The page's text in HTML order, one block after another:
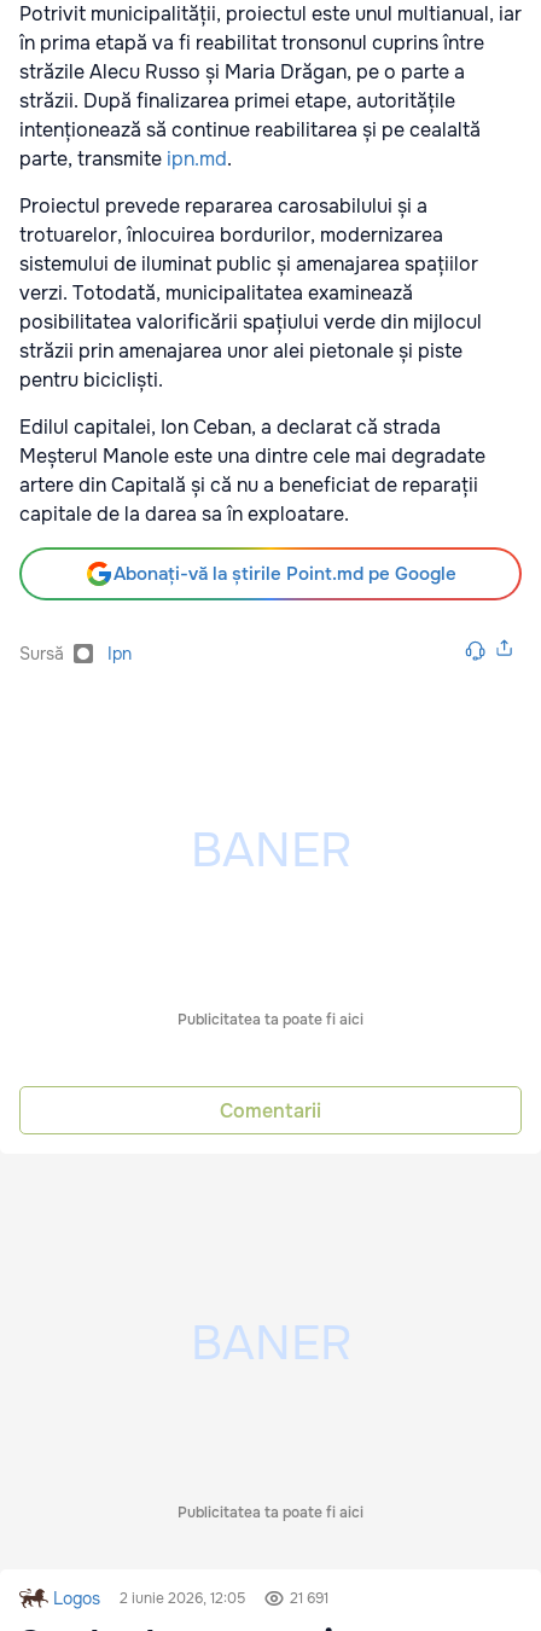
Potrivit municipalității, proiectul este unul multianual, iar
în prima etapă va fi reabilitat tronsonul cuprins între
străzile Alecu Russo și Maria Drăgan, pe o parte a
străzii. După finalizarea primei etape, autoritățile
intenționează să continue reabilitarea și pe cealaltă
parte, transmite ipn.md.
Proiectul prevede repararea carosabilului și a
trotuarelor, înlocuirea bordurilor, modernizarea
sistemului de iluminat public și amenajarea spațiilor
verzi. Totodată, municipalitatea examinează
posibilitatea valorificării spațiului verde din mijlocul
străzii prin amenajarea unor alei pietonale și piste
pentru bicicliști.
Edilul capitalei, Ion Ceban, a declarat că strada
Meșterul Manole este una dintre cele mai degradate
artere din Capitală și că nu a beneficiat de reparații
capitale de la darea sa în exploatare.
Abonați-vă la știrile Point.md pe Google
Sursă Ipn
Publicitatea ta poate fi aici
Comentarii
Publicitatea ta poate fi aici
Logos 2 iunie 2026, 12:05 21 691